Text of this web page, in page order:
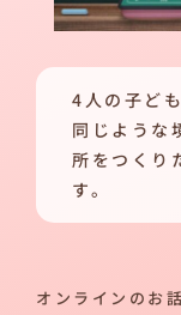
4人の子ど
同じような
所をつくり
す。
オンラインのお